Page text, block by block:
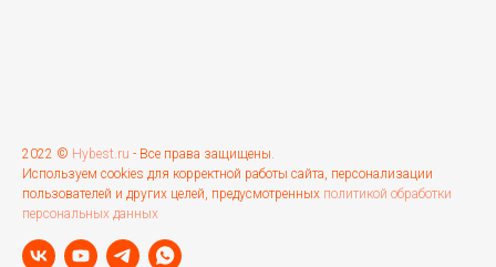
2022 © Hybest.ru - Все права защищены.
Используем cookies для корректной работы сайта, персонализации
пользователей и других целей, предусмотренных политикой обработки
персональных данных